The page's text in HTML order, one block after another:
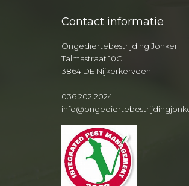
Contact informatie
Ongediertebestrijding Jonker
Talmastraat 10C
3864 DE Nijkerkerveen
036 202 2024